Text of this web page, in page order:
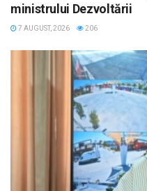
ministrului Dezvoltării
7 AUGUST, 2026 206